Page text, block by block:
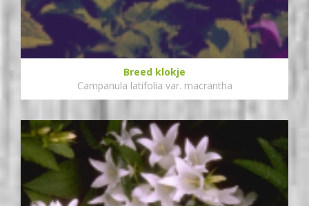
Breed klokje
Campanula latifolia var. macrantha